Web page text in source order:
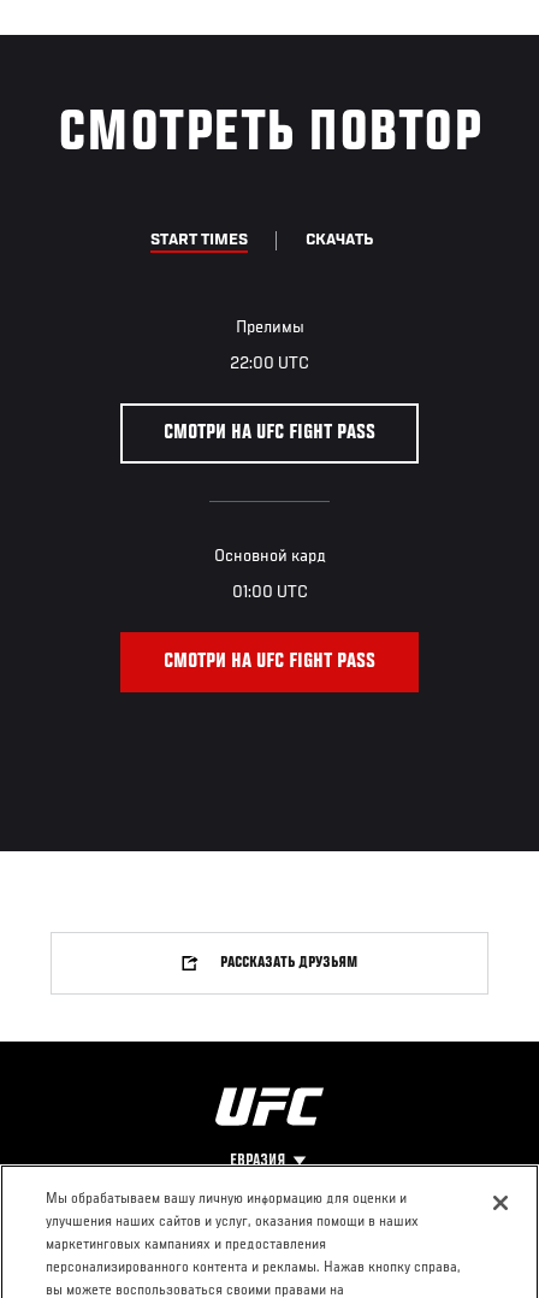
СМОТРЕТЬ ПОВТОР
START TIMES СКАЧАТЬ
Прелимы
22:00 UTC
СМОТРИ НА UFC FIGHT PASS
Основной кард
01:00 UTC
СМОТРИ НА UFC FIGHT PASS
РАССКАЗАТЬ ДРУЗЬЯМ
ЕВРАЗИЯ
Footer
О UFC
Про ММА
КОНТАКТЫ
Пресс-центр
Условия
Мы обрабатываем вашу личную информацию для оценки и
улучшения наших сайтов и услуг, оказания помощи в наших
маркетинговых кампаниях и предоставления
персонализированного контента и рекламы. Нажав кнопку справа,
вы можете воспользоваться своими правами на